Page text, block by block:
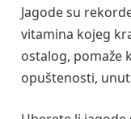
Jagode su
vitamina kojeg
ostalog, pomaže
opuštenosti,